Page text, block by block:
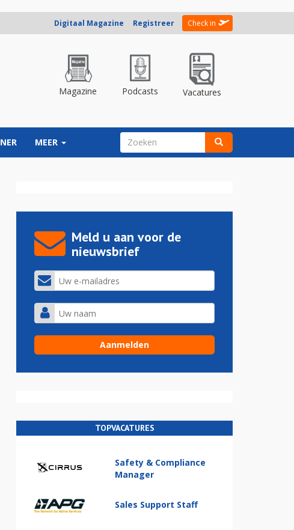
Digitaal Magazine Registreer Check in
Magazine Podcasts Vacatures
MEER ZOEKVELD
Meld u aan voor de
nieuwsbrief
TOPVACATURES
Safety & Compliance
Manager
Sales Support Staff